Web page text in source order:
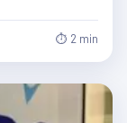
⏱ 2 min